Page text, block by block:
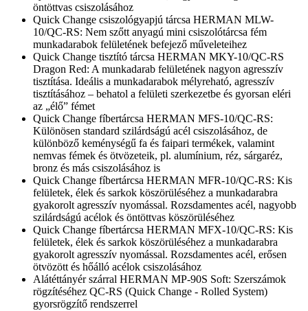
öntöttvas csiszolásához
Quick Change csiszológyapjú tárcsa HERMAN MLW-
10/QC-RS: Nem szőtt anyagú mini csiszolótárcsa fém
munkadarabok felületének befejező műveleteihez
Quick Change tisztító tárcsa HERMAN MKY-10/QC-RS
Dragon Red: A munkadarab felületének nagyon agresszív
tisztítása. Ideális a munkadarabok mélyreható, agresszív
tisztításához – behatol a felületi szerkezetbe és gyorsan eléri
az „élő” fémet
Quick Change fíbertárcsa HERMAN MFS-10/QC-RS:
Különösen standard szilárdságú acél csiszolásához, de
különböző keménységű fa és faipari termékek, valamint
nemvas fémek és ötvözeteik, pl. alumínium, réz, sárgaréz,
bronz és más csiszolásához is
Quick Change fíbertárcsa HERMAN MFR-10/QC-RS: Kis
felületek, élek és sarkok köszörüléséhez a munkadarabra
gyakorolt agresszív nyomással. Rozsdamentes acél, nagyobb
szilárdságú acélok és öntöttvas köszörüléséhez
Quick Change fíbertárcsa HERMAN MFX-10/QC-RS: Kis
felületek, élek és sarkok köszörüléséhez a munkadarabra
gyakorolt agresszív nyomással. Rozsdamentes acél, erősen
ötvözött és hőálló acélok csiszolásához
Alátéttányér szárral HERMAN MP-90S Soft: Szerszámok
rögzítéséhez QC-RS (Quick Change - Rolled System)
gyorsrögzítő rendszerrel